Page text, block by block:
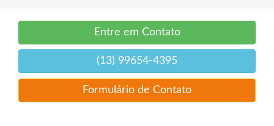
Entre em Contato
(13) 99654-4395
Formulário de Contato